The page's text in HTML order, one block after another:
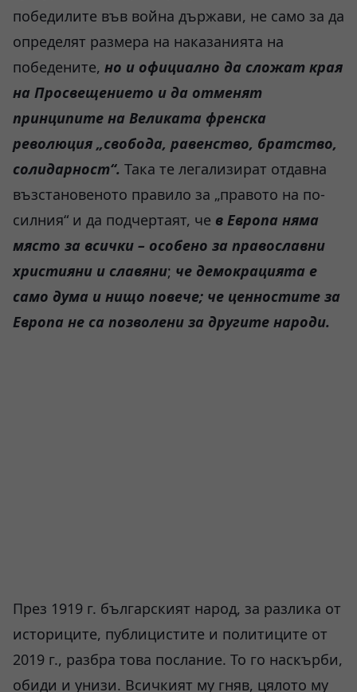
победилите във война държави, не само за да
определят размера на наказанията на
победените, но и официално да сложат края
на Просвещението и да отменят
принципите на Великата френска
революция „свобода, равенство, братство,
солидарност“. Така те легализират отдавна
възстановеното правило за „правото на по-
силния“ и да подчертаят, че в Европа няма
място за всички – особено за православни
християни и славяни; че демокрацията е
само дума и нищо повече; че ценностите за
Европа не са позволени за другите народи.
През 1919 г. българският народ, за разлика от
историците, публицистите и политиците от
2019 г., разбра това послание. То го наскърби,
обиди и унизи. Всичкият му гняв, цялото му